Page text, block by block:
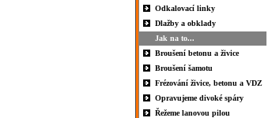
Odkalovací linky
Dlažby a obklady
Jak na to...
Broušení betonu a živice
Broušení šamotu
Frézování živice, betonu a VDZ
Opravujeme divoké spáry
Řežeme lanovou pilou